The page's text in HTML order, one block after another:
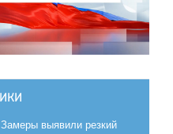
Замеры выявили резкий